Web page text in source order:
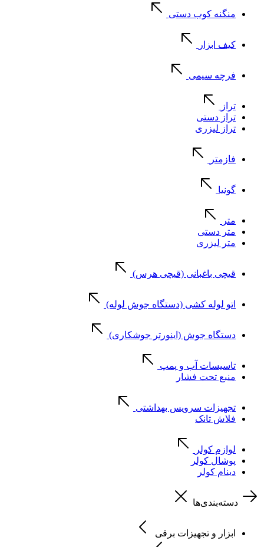
منگنه کوب دستی
کیف ابزار
فرچه سیمی
تراز
تراز دستی
تراز لیزری
فازمتر
گونیا
متر
متر دستی
متر لیزری
قیچی باغبانی (قیچی هرس)
اتو لوله کشی (دستگاه جوش لوله)
دستگاه جوش (اینورتر جوشکاری)
تاسیسات آب و پمپ
منبع تحت فشار
تجهیزات سرویس بهداشتی
فلاش تانک
لوازم کولر
پوشال کولر
دینام کولر
دسته‌بندی‌ها
ابزار و تجهیزات برقی